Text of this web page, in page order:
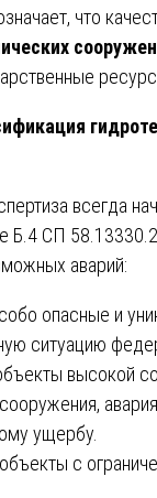
что
всегда
Б.4 СП
аварий:
опасные и
ситуацию
высокой
ущербу.
с